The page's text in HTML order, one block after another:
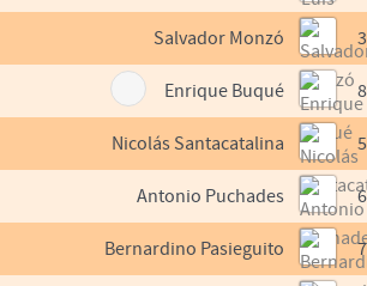
3
Salvador Monzó
8
Enrique Buqué
5
Nicolás Santacatalina
6
Antonio Puchades
7
Bernardino Pasieguito